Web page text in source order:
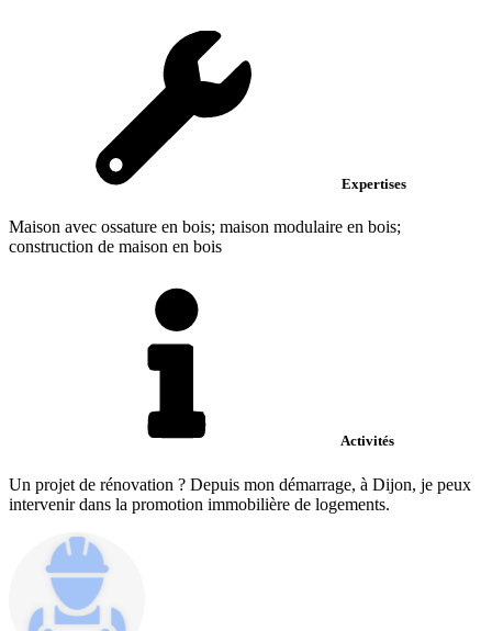
Expertises
Maison avec ossature en bois; maison modulaire en bois;
construction de maison en bois
Activités
Un projet de rénovation ? Depuis mon démarrage, à Dijon, je peux
intervenir dans la promotion immobilière de logements.